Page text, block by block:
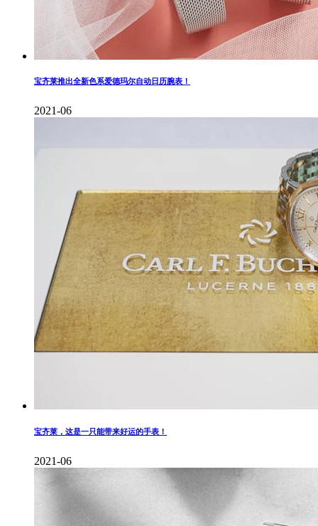
宝齐莱推出全新色系爱德玛尔自动日历腕表！
2021-06
宝齐莱，这是一只能带来好运的手表！
2021-06